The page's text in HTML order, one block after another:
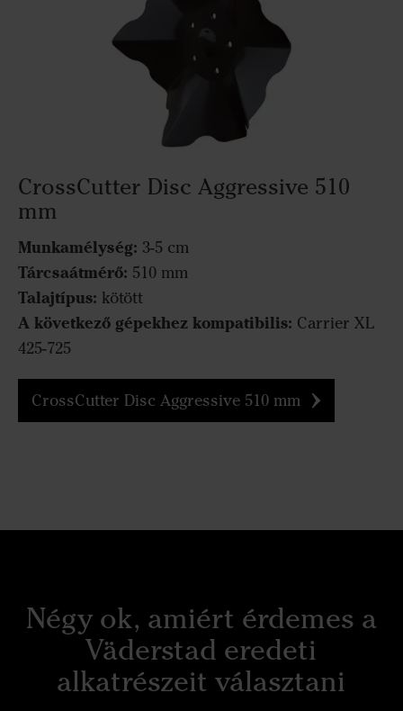
CrossCutter Disc Aggressive 510
mm
Munkamélység: 3-5 cm
Tárcsaátmérő: 510 mm
Talajtípus: kötött
A következő gépekhez kompatibilis: Carrier XL
425-725
CrossCutter Disc Aggressive 510 mm
Négy ok, amiért érdemes a
Väderstad eredeti
alkatrészeit választani